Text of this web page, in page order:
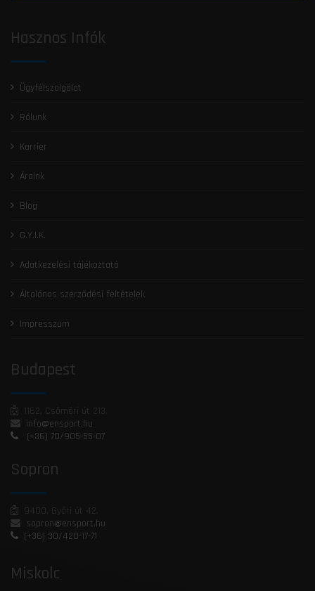
Hasznos Infók
Ügyfélszolgálat
Rólunk
Karrier
Áraink
Blog
G.Y.I.K.
Adatkezelési tájékoztató
Általános szerződési feltételek
Impresszum
Budapest
1162, Csömöri út 213.
info@ensport.hu
(+36) 70/905-55-07
Sopron
9400, Győri út 42.
sopron@ensport.hu
(+36) 30/420-17-71
Miskolc